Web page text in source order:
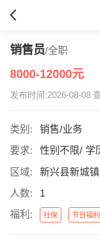
销售员/全职
8000-12000元
发布时间:2026-08-08
类别:
销售/业务
要求:
性别不限/ 学
区域:
新兴县新城
人数:
1
福利:
社保 节日福利